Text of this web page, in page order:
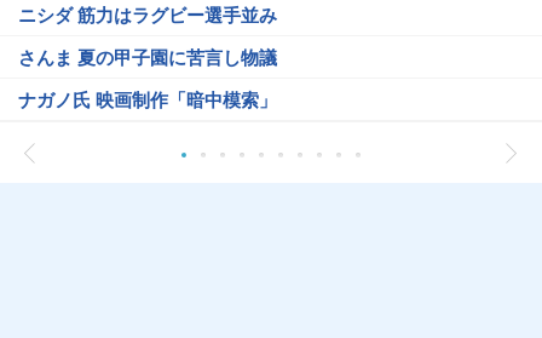
ニシダ 筋力はラグビー選手並み
さんま 夏の甲子園に苦言し物議
ナガノ氏 映画制作「暗中模索」